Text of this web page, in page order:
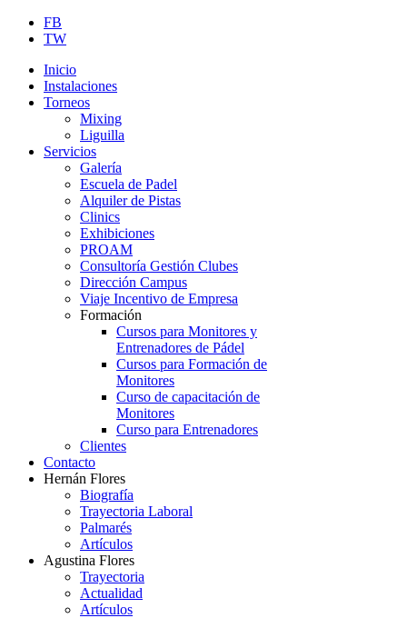
FB
TW
Inicio
Instalaciones
Torneos
Mixing
Liguilla
Servicios
Galería
Escuela de Padel
Alquiler de Pistas
Clinics
Exhibiciones
PROAM
Consultoría Gestión Clubes
Dirección Campus
Viaje Incentivo de Empresa
Formación
Cursos para Monitores y
Entrenadores de Pádel
Cursos para Formación de
Monitores
Curso de capacitación de
Monitores
Curso para Entrenadores
Clientes
Contacto
Hernán Flores
Biografía
Trayectoria Laboral
Palmarés
Artículos
Agustina Flores
Trayectoria
Actualidad
Artículos